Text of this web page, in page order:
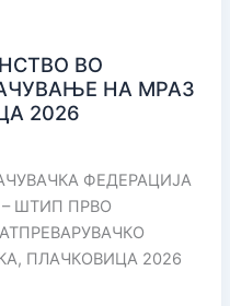
ВО
НА МРАЗ
2026
ФЕДЕРАЦИЈА
– ШТИП ПРВО
ПЛАЧКОВИЦА 2026